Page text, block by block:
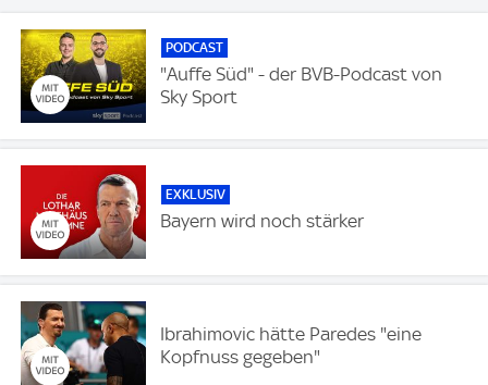
PODCAST
"Auffe Süd" - der BVB-Podcast von
Sky Sport
EXKLUSIV
Bayern wird noch stärker
Ibrahimovic hätte Paredes "eine
Kopfnuss gegeben"